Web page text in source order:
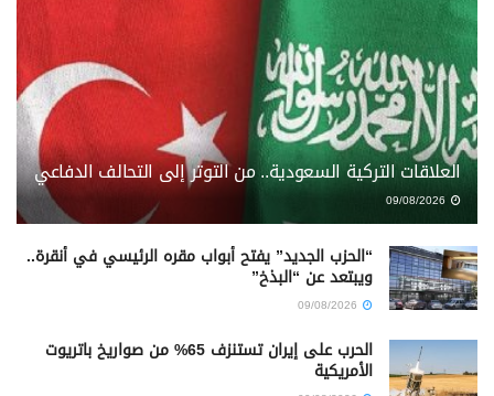
العلاقات التركية السعودية.. من التوتر إلى التحالف الدفاعي
“الحزب الجديد” يفتح أبواب مقره الرئيسي في أنقرة..
ويبتعد عن “البذخ”
الحرب على إيران تستنزف 65% من صواريخ باتريوت
الأمريكية